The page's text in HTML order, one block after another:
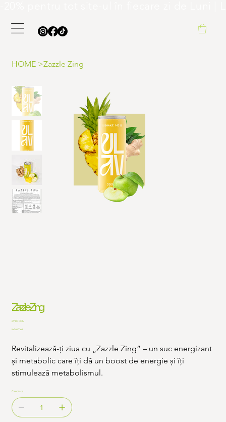
HOME >Zazzle Zing
Zazzle Zing
Preț
29,00 RON
inclus TVA
Revitalizează-ți ziua cu „Zazzle Zing” – un suc energizant
și metabolic care îți dă un boost de energie și îți
stimulează metabolismul.
Cantitate